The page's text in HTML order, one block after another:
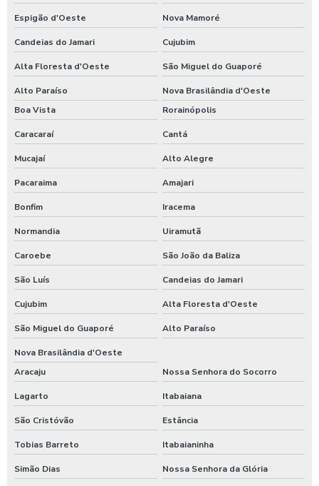
Espigão d'Oeste Nova Mamoré
Candeias do Jamari Cujubim
Alta Floresta d'Oeste São Miguel do Guaporé
Alto Paraíso
Nova Brasilândia d'Oeste
Boa Vista
Rorainópolis
Caracaraí Cantá
Mucajaí Alto Alegre
Pacaraima Amajari
Bonfim Iracema
Normandia Uiramutã
Caroebe São João da Baliza
São Luís Candeias do Jamari
Cujubim Alta Floresta d'Oeste
São Miguel do Guaporé Alto Paraíso
Nova Brasilândia d'Oeste
Aracaju
Nossa Senhora do Socorro
Lagarto Itabaiana
São Cristóvão Estância
Tobias Barreto Itabaianinha
Simão Dias Nossa Senhora da Glória